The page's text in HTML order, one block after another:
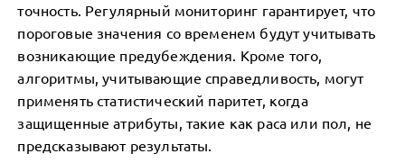
точность. Регулярный мониторинг гарантирует, что
пороговые значения со временем будут учитывать
возникающие предубеждения. Кроме того,
алгоритмы, учитывающие справедливость, могут
применять статистический паритет, когда
защищенные атрибуты, такие как раса или пол, не
предсказывают результаты.